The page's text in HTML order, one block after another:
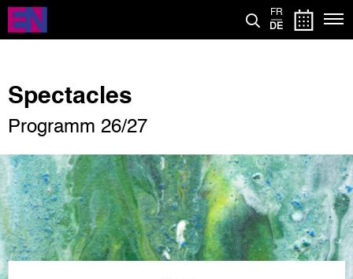
Direkt
zum
Inhalt
FR
DE
Spectacles
Programm 26/27